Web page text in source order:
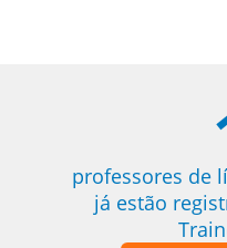
professores de
já estão